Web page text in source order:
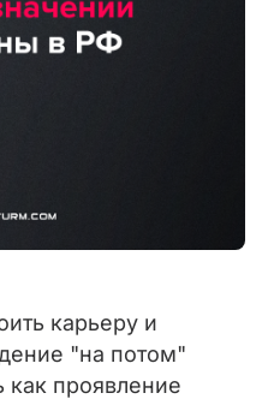
карьеру и
"на потом"
проявление